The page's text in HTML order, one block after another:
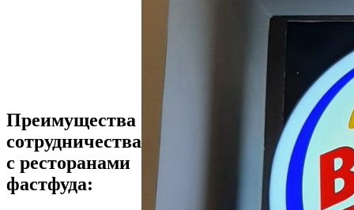
Преимущества
сотрудничества
с ресторанами
фастфуда: